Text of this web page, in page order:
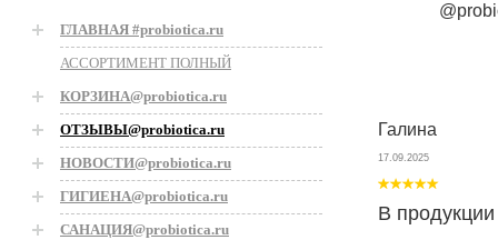
ГЛАВНАЯ #probiotica.ru
АССОРТИМЕНТ ПОЛНЫЙ
КОРЗИНА@probiotica.ru
ОТЗЫВЫ@probiotica.ru
НОВОСТИ@probiotica.ru
ГИГИЕНА@probiotica.ru
САНАЦИЯ@probiotica.ru
Галина
17.09.2025
В